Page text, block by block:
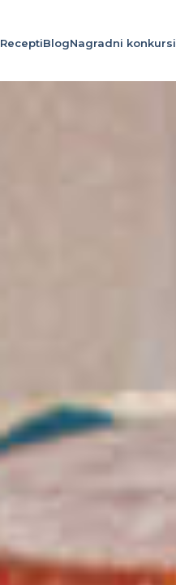
ReceptiBlogNagradni konkursi